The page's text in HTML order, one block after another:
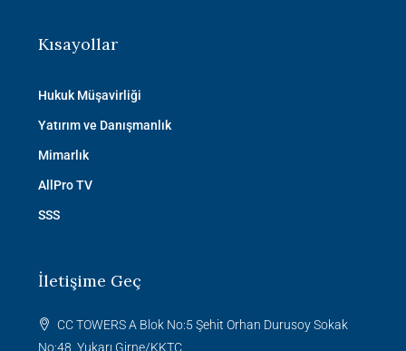
Kısayollar
Hukuk Müşavirliği
Yatırım ve Danışmanlık
Mimarlık
AllPro TV
SSS
İletişime Geç
CC TOWERS A Blok No:5 Şehit Orhan Durusoy Sokak
No:48, Yukarı Girne/KKTC